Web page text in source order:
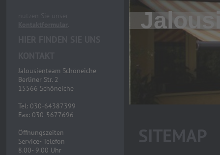
Jalousienteam Schöneiche
Berliner Str. 2
15566 Schöneiche
Tel: 030-64387399
Fax: 030-5677696
Öffnungszeiten
Service- Telefon
8.00- 9.00 Uhr
SITEMAP